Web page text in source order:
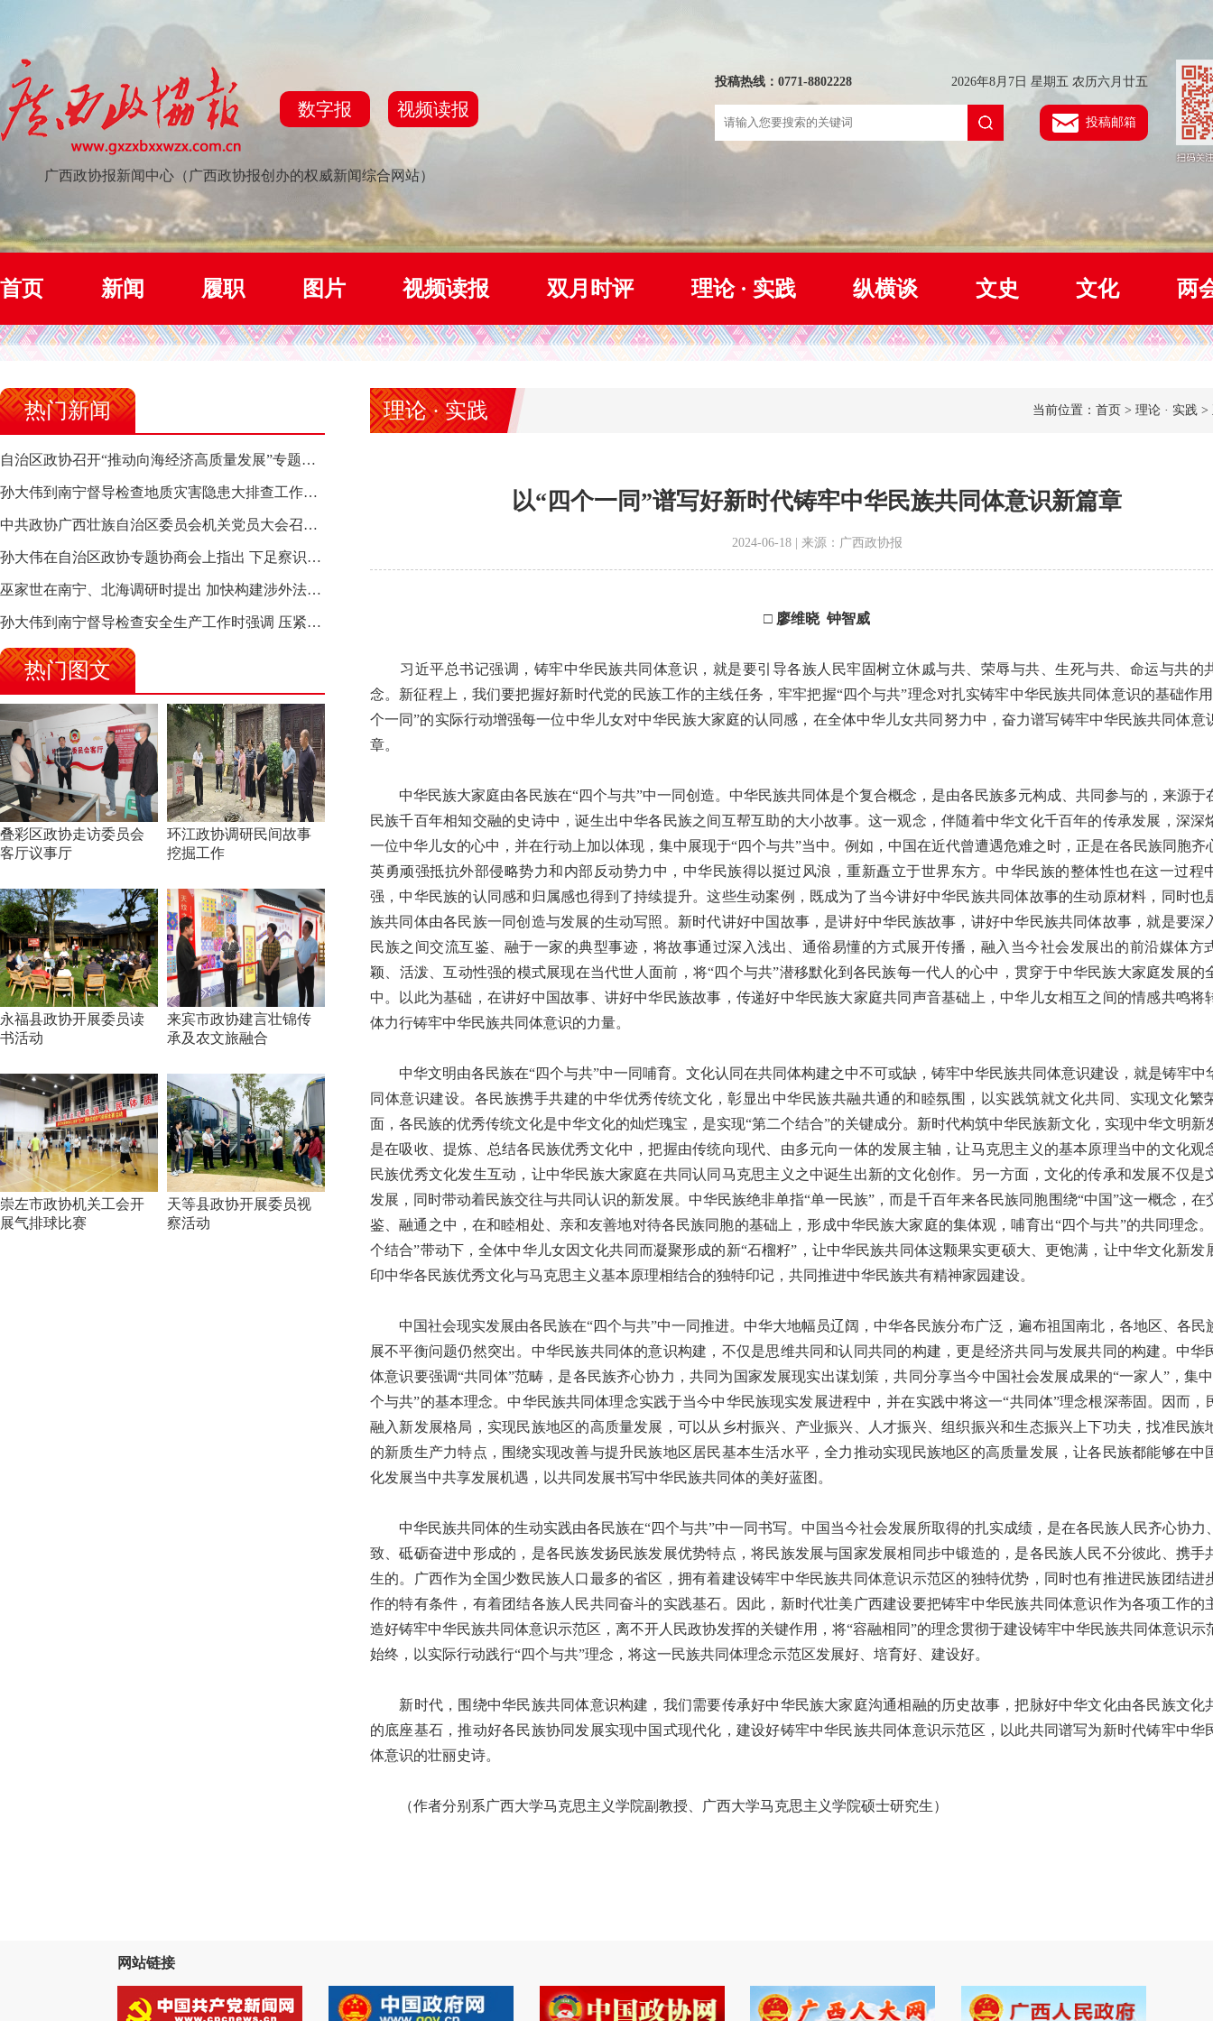
数字报 视频读报
广西政协报新闻中心（广西政协报创办的权威新闻综合网站）
投稿热线：0771-8802228 2026年8月7日 星期五 农历六月廿五
投稿邮箱
首页 新闻 履职 图片 视频读报 双月时评 理论 · 实践 纵横谈 文史 文化 两
热门新闻
自治区政协召开“推动向海经济高质量发展”专题调研座谈会 钱学明出席并讲话
孙大伟到南宁督导检查地质灾害隐患大排查工作时强调 筑牢地质灾害安全防线 全力保障人民群众生命财产安全
中共政协广西壮族自治区委员会机关党员大会召开 选举产生新一届机关党委、机关纪委
孙大伟在自治区政协专题协商会上指出 下足察识谋督之功 恪尽服务大局之责 助推有色金属、关键金属产业高质量发展
巫家世在南宁、北海调研时提出 加快构建涉外法律供给集群 护航向海经济高质量发展
孙大伟到南宁督导检查安全生产工作时强调 压紧压实责任 狠抓隐患整治 坚决筑牢安全生产防线
热门图文
叠彩区政协走访委员会
客厅议事厅
环江政协调研民间故事
挖掘工作
永福县政协开展委员读
书活动
来宾市政协建言壮锦传
承及农文旅融合
崇左市政协机关工会开
展气排球比赛
天等县政协开展委员视
察活动
理论 · 实践 当前位置：首页 > 理论 · 实践 >
以“四个一同”谱写好新时代铸牢中华民族共同体意识新篇章
2024-06-18 | 来源：广西政协报
□ 廖维晓 钟智威
习近平总书记强调，铸牢中华民族共同体意识，就是要引导各族人民牢固树立休戚与共、荣辱与共、生死与共、命运与共的
念。新征程上，我们要把握好新时代党的民族工作的主线任务，牢牢把握“四个与共”理念对扎实铸牢中华民族共同体意识的基础作
个一同”的实际行动增强每一位中华儿女对中华民族大家庭的认同感，在全体中华儿女共同努力中，奋力谱写铸牢中华民族共同体意
章。
中华民族大家庭由各民族在“四个与共”中一同创造。中华民族共同体是个复合概念，是由各民族多元构成、共同参与的，来源于
民族千百年相知交融的史诗中，诞生出中华各民族之间互帮互助的大小故事。这一观念，伴随着中华文化千百年的传承发展，深深
一位中华儿女的心中，并在行动上加以体现，集中展现于“四个与共”当中。例如，中国在近代曾遭遇危难之时，正是在各民族同胞齐
英勇顽强抵抗外部侵略势力和内部反动势力中，中华民族得以挺过风浪，重新矗立于世界东方。中华民族的整体性也在这一过程
强，中华民族的认同感和归属感也得到了持续提升。这些生动案例，既成为了当今讲好中华民族共同体故事的生动原材料，同时也
族共同体由各民族一同创造与发展的生动写照。新时代讲好中国故事，是讲好中华民族故事，讲好中华民族共同体故事，就是要深
民族之间交流互鉴、融于一家的典型事迹，将故事通过深入浅出、通俗易懂的方式展开传播，融入当今社会发展出的前沿媒体方
颖、活泼、互动性强的模式展现在当代世人面前，将“四个与共”潜移默化到各民族每一代人的心中，贯穿于中华民族大家庭发展的
中。以此为基础，在讲好中国故事、讲好中华民族故事，传递好中华民族大家庭共同声音基础上，中华儿女相互之间的情感共鸣将
体力行铸牢中华民族共同体意识的力量。
中华文明由各民族在“四个与共”中一同哺育。文化认同在共同体构建之中不可或缺，铸牢中华民族共同体意识建设，就是铸牢中
同体意识建设。各民族携手共建的中华优秀传统文化，彰显出中华民族共融共通的和睦氛围，以实践筑就文化共同、实现文化繁
面，各民族的优秀传统文化是中华文化的灿烂瑰宝，是实现“第二个结合”的关键成分。新时代构筑中华民族新文化，实现中华文明新
是在吸收、提炼、总结各民族优秀文化中，把握由传统向现代、由多元向一体的发展主轴，让马克思主义的基本原理当中的文化观
民族优秀文化发生互动，让中华民族大家庭在共同认同马克思主义之中诞生出新的文化创作。另一方面，文化的传承和发展不仅是
发展，同时带动着民族交往与共同认识的新发展。中华民族绝非单指“单一民族”，而是千百年来各民族同胞围绕“中国”这一概念，在
鉴、融通之中，在和睦相处、亲和友善地对待各民族同胞的基础上，形成中华民族大家庭的集体观，哺育出“四个与共”的共同理念
个结合”带动下，全体中华儿女因文化共同而凝聚形成的新“石榴籽”，让中华民族共同体这颗果实更硕大、更饱满，让中华文化新发
印中华各民族优秀文化与马克思主义基本原理相结合的独特印记，共同推进中华民族共有精神家园建设。
中国社会现实发展由各民族在“四个与共”中一同推进。中华大地幅员辽阔，中华各民族分布广泛，遍布祖国南北，各地区、各民
展不平衡问题仍然突出。中华民族共同体的意识构建，不仅是思维共同和认同共同的构建，更是经济共同与发展共同的构建。中华
体意识要强调“共同体”范畴，是各民族齐心协力，共同为国家发展现实出谋划策，共同分享当今中国社会发展成果的“一家人”，集
个与共”的基本理念。中华民族共同体理念实践于当今中华民族现实发展进程中，并在实践中将这一“共同体”理念根深蒂固。因而，
融入新发展格局，实现民族地区的高质量发展，可以从乡村振兴、产业振兴、人才振兴、组织振兴和生态振兴上下功夫，找准民族
的新质生产力特点，围绕实现改善与提升民族地区居民基本生活水平，全力推动实现民族地区的高质量发展，让各民族都能够在中
化发展当中共享发展机遇，以共同发展书写中华民族共同体的美好蓝图。
中华民族共同体的生动实践由各民族在“四个与共”中一同书写。中国当今社会发展所取得的扎实成绩，是在各民族人民齐心协力
致、砥砺奋进中形成的，是各民族发扬民族发展优势特点，将民族发展与国家发展相同步中锻造的，是各民族人民不分彼此、携手
生的。广西作为全国少数民族人口最多的省区，拥有着建设铸牢中华民族共同体意识示范区的独特优势，同时也有推进民族团结进
作的特有条件，有着团结各族人民共同奋斗的实践基石。因此，新时代壮美广西建设要把铸牢中华民族共同体意识作为各项工作的
造好铸牢中华民族共同体意识示范区，离不开人民政协发挥的关键作用，将“容融相同”的理念贯彻于建设铸牢中华民族共同体意识示
始终，以实际行动践行“四个与共”理念，将这一民族共同体理念示范区发展好、培育好、建设好。
新时代，围绕中华民族共同体意识构建，我们需要传承好中华民族大家庭沟通相融的历史故事，把脉好中华文化由各民族文化
的底座基石，推动好各民族协同发展实现中国式现代化，建设好铸牢中华民族共同体意识示范区，以此共同谱写为新时代铸牢中华
体意识的壮丽史诗。
（作者分别系广西大学马克思主义学院副教授、广西大学马克思主义学院硕士研究生）
网站链接